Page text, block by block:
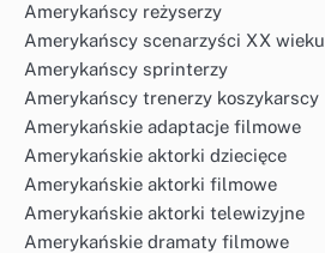
Amerykańscy reżyserzy
Amerykańscy scenarzyści XX wieku
Amerykańscy sprinterzy
Amerykańscy trenerzy koszykarscy
Amerykańskie adaptacje filmowe
Amerykańskie aktorki dziecięce
Amerykańskie aktorki filmowe
Amerykańskie aktorki telewizyjne
Amerykańskie dramaty filmowe